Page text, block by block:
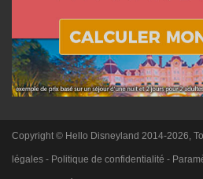
Copyright © Hello Disneyland 2014-2026,
légales - Politique de confidentialité -